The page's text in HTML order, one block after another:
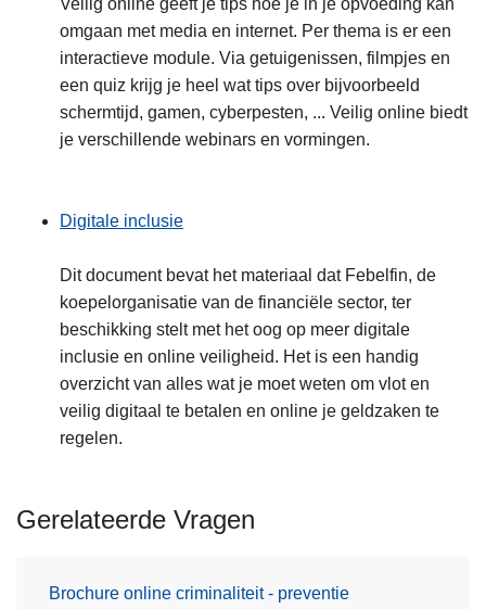
Veilig online geeft je tips hoe je in je opvoeding kan
omgaan met media en internet. Per thema is er een
interactieve module. Via getuigenissen, filmpjes en
een quiz krijg je heel wat tips over bijvoorbeeld
schermtijd, gamen, cyberpesten, ... Veilig online biedt
je verschillende webinars en vormingen.
Digitale inclusie
Dit document bevat het materiaal dat Febelfin, de
koepelorganisatie van de financiële sector, ter
beschikking stelt met het oog op meer digitale
inclusie en online veiligheid. Het is een handig
overzicht van alles wat je moet weten om vlot en
veilig digitaal te betalen en online je geldzaken te
regelen.
Gerelateerde Vragen
Brochure online criminaliteit - preventie